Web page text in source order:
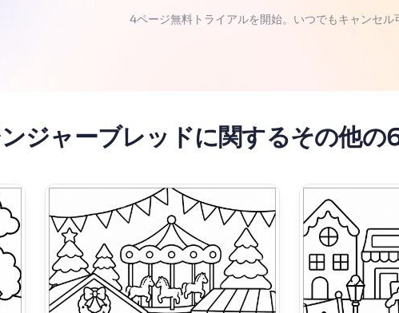
4ページ無料トライアルを開始。いつでもキャンセル
ジャーブレッドに関するその他の